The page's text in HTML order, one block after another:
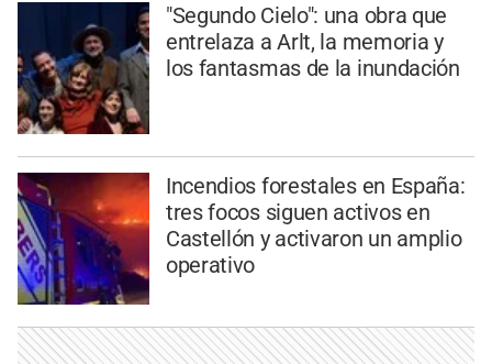
"Segundo Cielo": una obra que
entrelaza a Arlt, la memoria y
los fantasmas de la inundación
Incendios forestales en España:
tres focos siguen activos en
Castellón y activaron un amplio
operativo